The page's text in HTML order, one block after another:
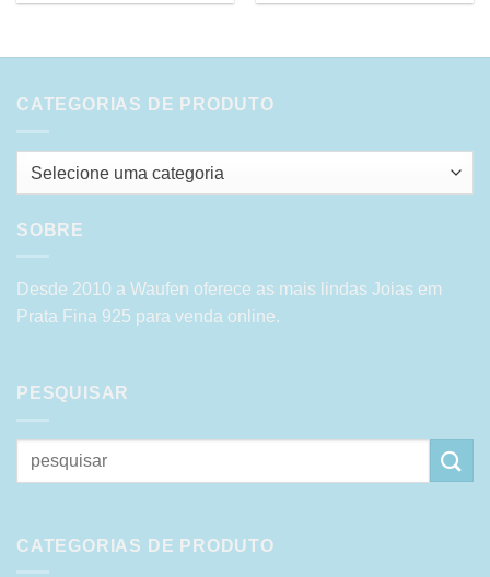
CATEGORIAS DE PRODUTO
Selecione uma categoria
SOBRE
Desde 2010 a Waufen oferece as mais lindas Joias em
Prata Fina 925 para venda online.
PESQUISAR
Pesquisar
por:
CATEGORIAS DE PRODUTO